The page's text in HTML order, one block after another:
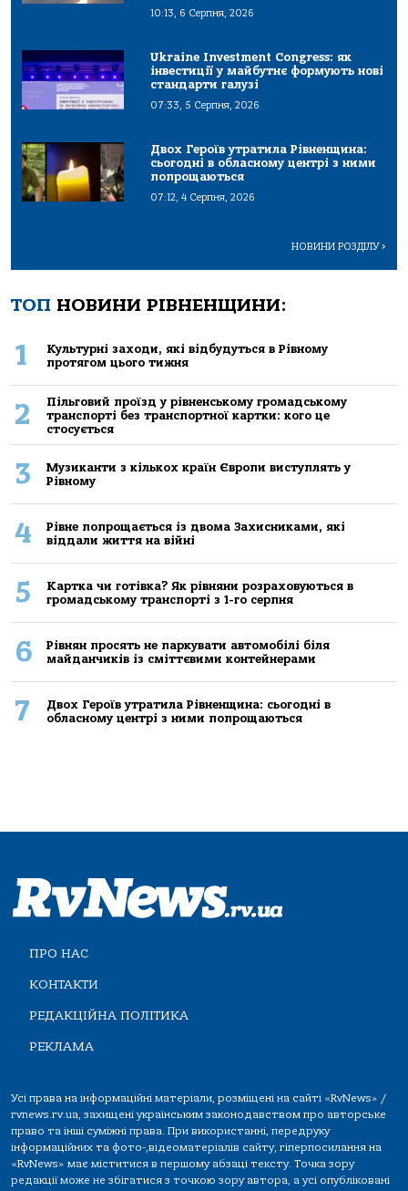
10:13, 6 Серпня, 2026
Ukraine Investment Congress: як
інвестиції у майбутнє формують нові
стандарти галузі
07:33, 5 Серпня, 2026
Двох Героїв утратила Рівненщина:
сьогодні в обласному центрі з ними
попрощаються
07:12, 4 Серпня, 2026
НОВИНИ РОЗДІЛУ>
ТОП НОВИНИ РІВНЕНЩИНИ:
1
Культурні заходи, які відбудуться в Рівному
протягом цього тижня
2
Пільговий проїзд у рівненському громадському
транспорті без транспортної картки: кого це
стосується
3
Музиканти з кількох країн Європи виступлять у
Рівному
4
Рівне попрощається із двома Захисниками, які
віддали життя на війні
5
Картка чи готівка? Як рівняни розраховуються в
громадському транспорті з 1-го серпня
6
Рівнян просять не паркувати автомобілі біля
майданчиків із сміттєвими контейнерами
7
Двох Героїв утратила Рівненщина: сьогодні в
обласному центрі з ними попрощаються
ПРО НАС
КОНТАКТИ
РЕДАКЦІЙНА ПОЛІТИКА
РЕКЛАМА
Усі права на інформаційні матеріали, розміщені на сайті «RvNews» /
rvnews.rv.ua, захищені українським законодавством про авторське
право та інші суміжні права. При використанні, передруку
інформаційних та фото-,відеоматеріалів сайту, гіперпосилання на
«RvNews» має міститися в першому абзаці тексту. Точка зору
редакції може не збігатися з точкою зору автора, а усі опубліковані